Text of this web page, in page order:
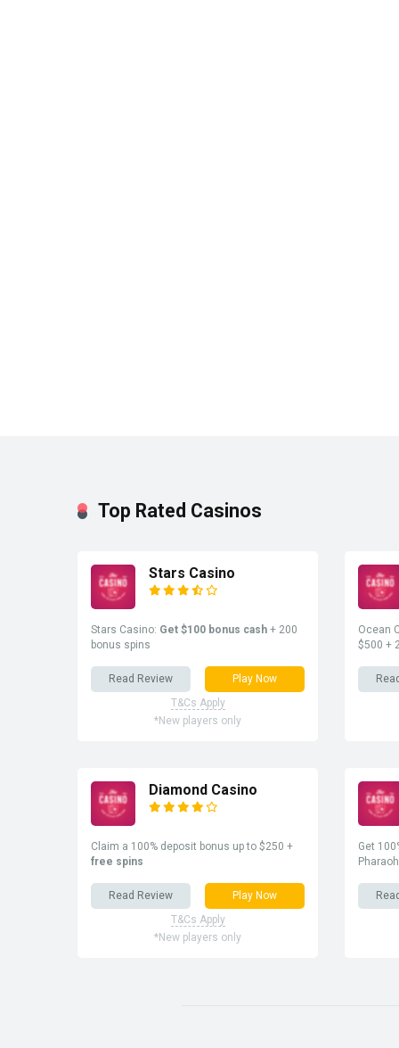
Top Rated Casinos
Stars Casino
Stars Casino: Get $100 bonus cash + 200
bonus spins
Read Review
Play Now
T&Cs Apply
*New players only
Ocean
$500 +
Diamond Casino
Claim a 100% deposit bonus up to $250 +
free spins
Read Review
Play Now
T&Cs Apply
*New players only
Get